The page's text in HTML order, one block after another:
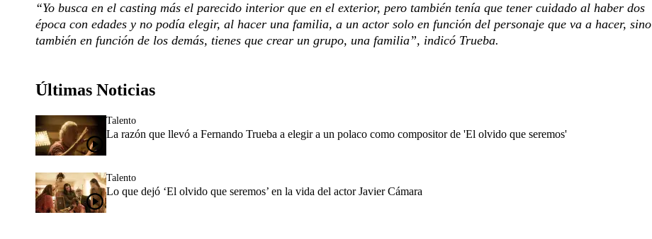
“Yo busca en el casting más el parecido interior que en el exterior, pero también tenía que tener cuidado al haber dos
época con edades y no podía elegir, al hacer una familia, a un actor solo en función del personaje que va a hacer, sino
también en función de los demás, tienes que crear un grupo, una familia”, indicó Trueba.
Últimas Noticias
Talento
La razón que llevó a Fernando Trueba a elegir a un polaco como compositor de 'El olvido que seremos'
Talento
Lo que dejó ‘El olvido que seremos’ en la vida del actor Javier Cámara